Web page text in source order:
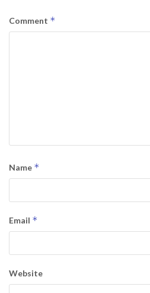
Comment *
Name *
Email *
Website